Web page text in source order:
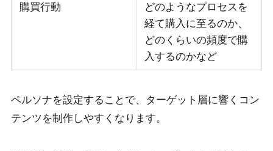
購買行動
どのようなプロセスを
経て購入に至るのか、
どのくらいの頻度で購
入するのかなど
ペルソナを設定することで、ターゲット層に響くコン
テンツを制作しやすくなります。